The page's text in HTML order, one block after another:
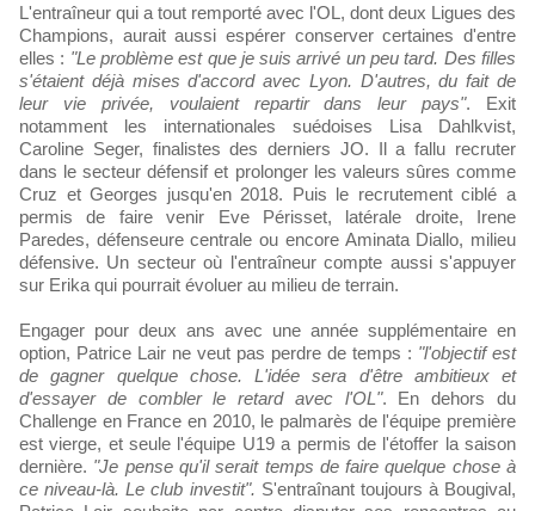
L'entraîneur qui a tout remporté avec l'OL, dont deux Ligues des
Champions, aurait aussi espérer conserver certaines d'entre
elles : "Le problème est que je suis arrivé un peu tard. Des filles
s'étaient déjà mises d'accord avec Lyon. D'autres, du fait de
leur vie privée, voulaient repartir dans leur pays". Exit
notamment les internationales suédoises Lisa Dahlkvist,
Caroline Seger, finalistes des derniers JO. Il a fallu recruter
dans le secteur défensif et prolonger les valeurs sûres comme
Cruz et Georges jusqu'en 2018. Puis le recrutement ciblé a
permis de faire venir Eve Périsset, latérale droite, Irene
Paredes, défenseure centrale ou encore Aminata Diallo, milieu
défensive. Un secteur où l'entraîneur compte aussi s'appuyer
sur Erika qui pourrait évoluer au milieu de terrain.
Engager pour deux ans avec une année supplémentaire en
option, Patrice Lair ne veut pas perdre de temps : "l'objectif est
de gagner quelque chose. L'idée sera d'être ambitieux et
d'essayer de combler le retard avec l'OL". En dehors du
Challenge en France en 2010, le palmarès de l'équipe première
est vierge, et seule l'équipe U19 a permis de l'étoffer la saison
dernière. "Je pense qu'il serait temps de faire quelque chose à
ce niveau-là. Le club investit". S'entraînant toujours à Bougival,